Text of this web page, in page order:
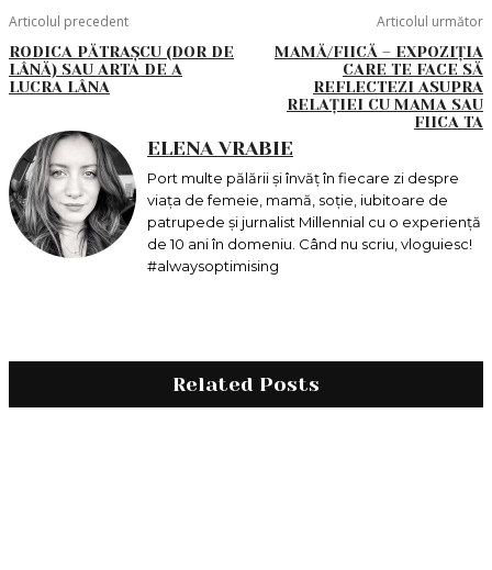
Articolul precedent
RODICA PĂTRAȘCU (DOR DE
LÂNĂ) SAU ARTA DE A
LUCRA LÂNA
Articolul următor
MAMĂ/FIICĂ – EXPOZIȚIA
CARE TE FACE SĂ
REFLECTEZI ASUPRA
RELAȚIEI CU MAMA SAU
FIICA TA
ELENA VRABIE
Port multe pălării și învăț în fiecare zi despre
viața de femeie, mamă, soție, iubitoare de
patrupede și jurnalist Millennial cu o experiență
de 10 ani în domeniu. Când nu scriu, vloguiesc!
#alwaysoptimising
Related Posts